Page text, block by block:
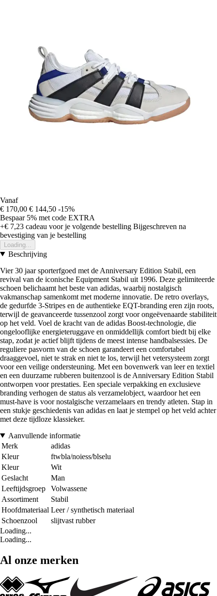
Vanaf
€ 170,00 € 144,50 -15%
Bespaar 5% met code EXTRA
+€ 7,23 cadeau voor je volgende bestelling Bijgeschreven na
bevestiging van je bestelling
Loading...
Beschrijving
Vier 30 jaar sporterfgoed met de Anniversary Edition Stabil, een
revival van de iconische Equipment Stabil uit 1996. Deze gelimiteerde
schoen belichaamt het beste van adidas, waarbij nostalgisch
vakmanschap samenkomt met moderne innovatie. De retro overlays,
de gedurfde 3-Stripes en de authentieke EQT-branding eren zijn roots,
terwijl de geavanceerde tussenzool zorgt voor ongeëvenaarde stabiliteit
op het veld. Voel de kracht van de adidas Boost-technologie, die
ongelooflijke energieteruggave en onmiddellijk comfort biedt bij elke
stap, zodat je actief blijft tijdens de meest intense handbalsessies. De
reguliere pasvorm van de schoen garandeert een comfortabel
draaggevoel, niet te strak en niet te los, terwijl het vetersysteem zorgt
voor een veilige ondersteuning. Met een bovenwerk van leer en textiel
en een duurzame rubberen buitenzool is de Anniversary Edition Stabil
ontworpen voor prestaties. Een speciale verpakking en exclusieve
branding verhogen de status als verzamelobject, waardoor het een
must-have is voor nostalgische verzamelaars en trendy atleten. Stap in
een stukje geschiedenis van adidas en laat je stempel op het veld achter
met deze tijdloze klassieker.
Aanvullende informatie
Merk
adidas
Kleur
ftwbla/noiess/blselu
Kleur
Wit
Geslacht
Man
Leeftijdsgroep
Volwassene
Assortiment
Stabil
Hoofdmateriaal Leer / synthetisch materiaal
Schoenzool
slijtvast rubber
Loading...
Loading...
Al onze merken